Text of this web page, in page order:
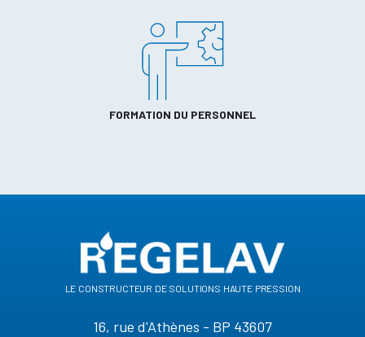
FORMATION DU PERSONNEL
le constructeur de solutions haute pression
16, rue d'Athènes - BP 43607